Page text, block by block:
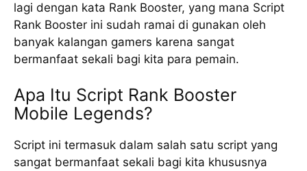
lagi dengan kata Rank Booster, yang mana Script
Rank Booster ini sudah ramai di gunakan oleh
banyak kalangan gamers karena sangat
bermanfaat sekali bagi kita para pemain.
Apa Itu Script Rank Booster
Mobile Legends?
Script ini termasuk dalam salah satu script yang
sangat bermanfaat sekali bagi kita khususnya